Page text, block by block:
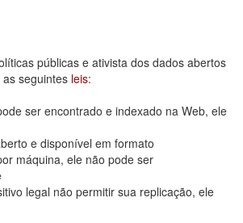
públicas e ativista dos dados abertos
seguintes leis:
ser encontrado e indexado na Web, ele
e disponível em formato
máquina, ele não pode ser
legal não permitir sua replicação, ele